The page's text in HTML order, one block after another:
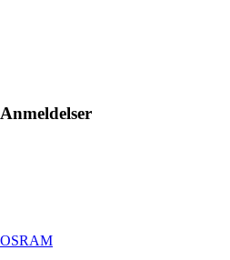
Anmeldelser
OSRAM